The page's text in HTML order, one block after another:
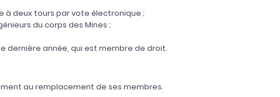
à deux tours par vote électronique ;
du corps des Mines ;
dernière année, qui est membre de droit.
au remplacement de ses membres.